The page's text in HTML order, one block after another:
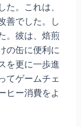
。これは、
善でした。し
。彼は、焙煎
の缶に便利に
を更に一歩進
てゲームチェ
ヒー消費をよ